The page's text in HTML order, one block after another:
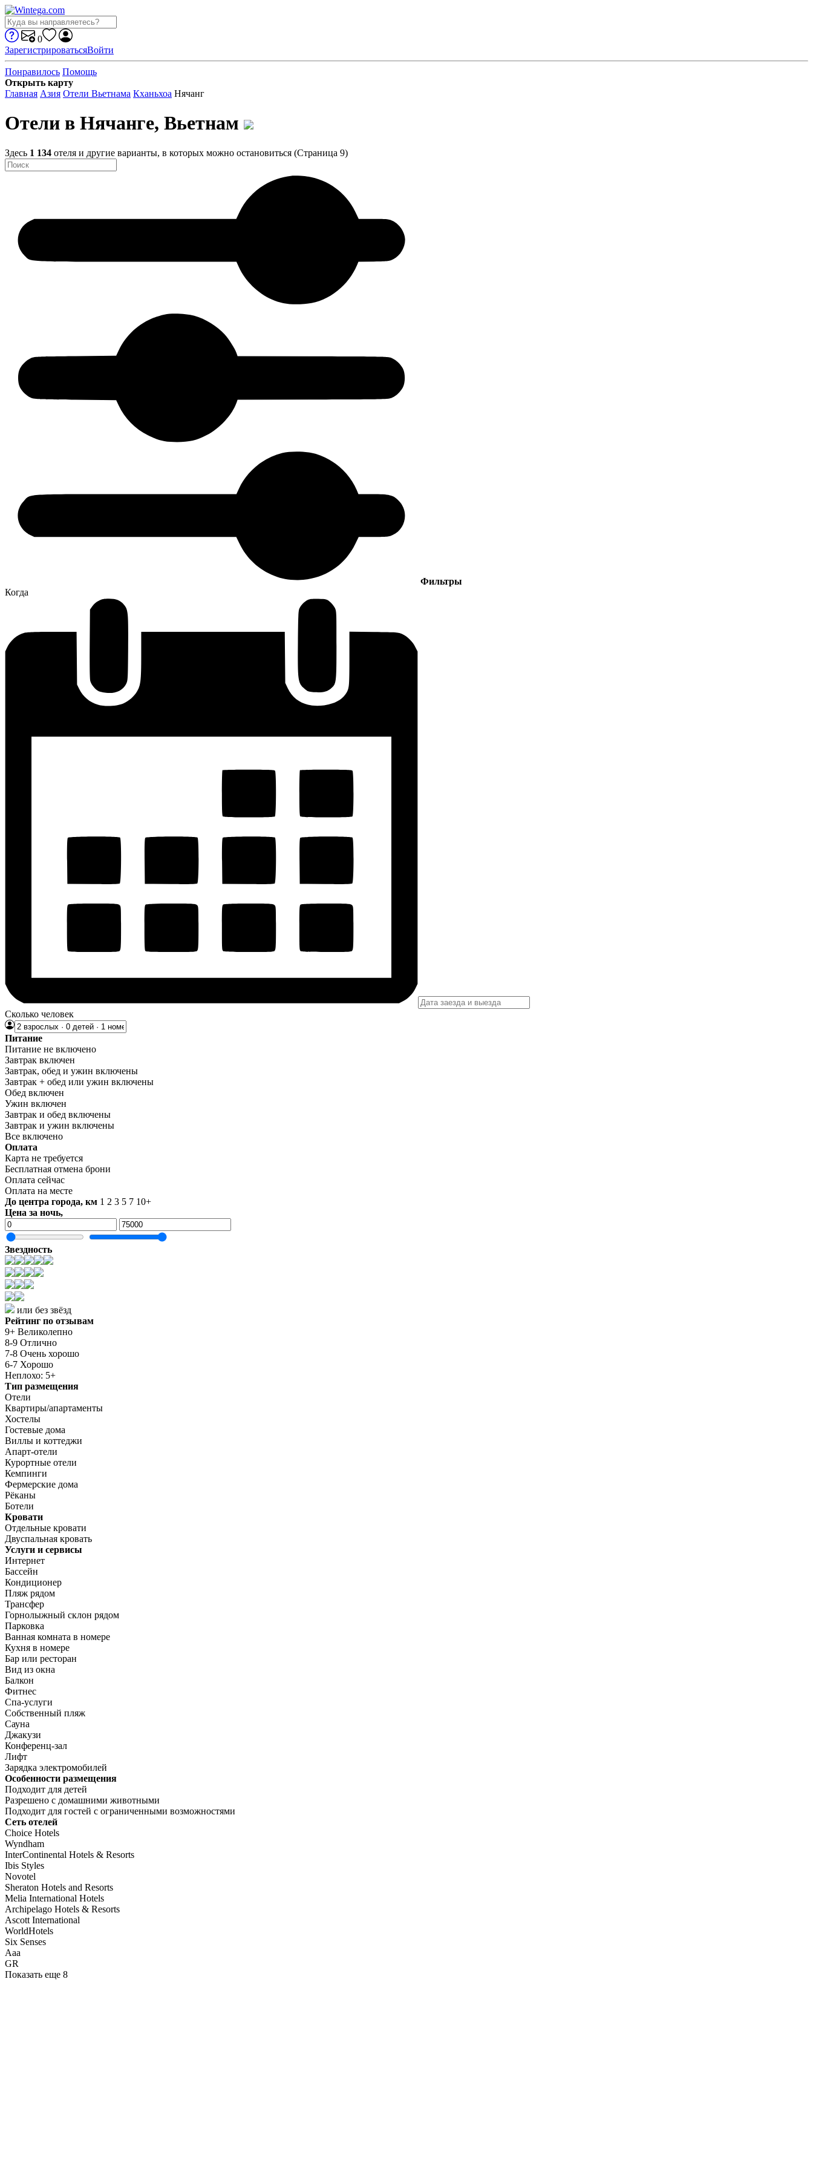
0
ЗарегистрироватьсяВойти
Понравилось Помощь
Открыть карту
Главная Азия Отели Вьетнама Кханьхоа Нячанг
Отели в Нячанге, Вьетнам
Здесь 1 134 отеля и другие варианты, в которых можно остановиться (Страница 9)
Фильтры
Когда
Сколько человек
Питание
Питание не включено
Завтрак включен
Завтрак, обед и ужин включены
Завтрак + обед или ужин включены
Обед включен
Ужин включен
Завтрак и обед включены
Завтрак и ужин включены
Все включено
Оплата
Карта не требуется
Бесплатная отмена брони
Оплата сейчас
Оплата на месте
До центра города, км 1 2 3 5 7 10+
Цена за ночь,
Звездность
или без звёзд
Рейтинг по отзывам
9+ Великолепно
8-9 Отлично
7-8 Очень хорошо
6-7 Хорошо
Неплохо: 5+
Тип размещения
Отели
Квартиры/апартаменты
Хостелы
Гостевые дома
Виллы и коттеджи
Апарт-отели
Курортные отели
Кемпинги
Фермерские дома
Рёканы
Ботели
Кровати
Отдельные кровати
Двуспальная кровать
Услуги и сервисы
Интернет
Бассейн
Кондиционер
Пляж рядом
Трансфер
Горнолыжный склон рядом
Парковка
Ванная комната в номере
Кухня в номере
Бар или ресторан
Вид из окна
Балкон
Фитнес
Спа-услуги
Собственный пляж
Сауна
Джакузи
Конференц-зал
Лифт
Зарядка электромобилей
Особенности размещения
Подходит для детей
Разрешено с домашними животными
Подходит для гостей с ограниченными возможностями
Сеть отелей
Choice Hotels
Wyndham
InterContinental Hotels & Resorts
Ibis Styles
Novotel
Sheraton Hotels and Resorts
Melia International Hotels
Archipelago Hotels & Resorts
Ascott International
WorldHotels
Six Senses
Aaa
GR
Показать еще 8